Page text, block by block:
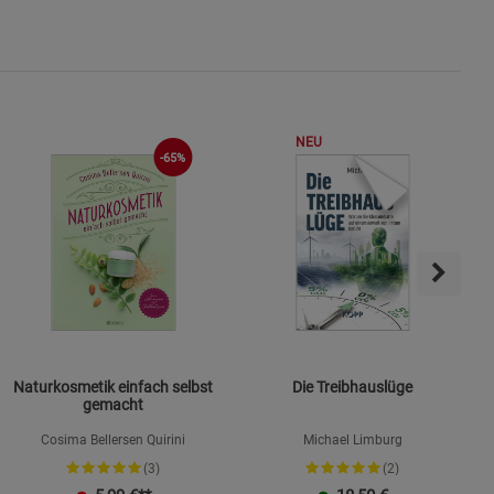
-65%
Naturkosmetik einfach selbst
gemacht
Cosima Bellersen Quirini
(3)
NEU
Die Treibhauslüge
Michael Limburg
(2)